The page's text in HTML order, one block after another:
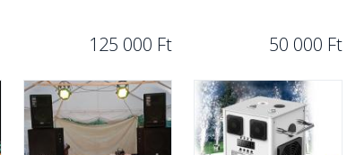
125 000 Ft 50 000 Ft